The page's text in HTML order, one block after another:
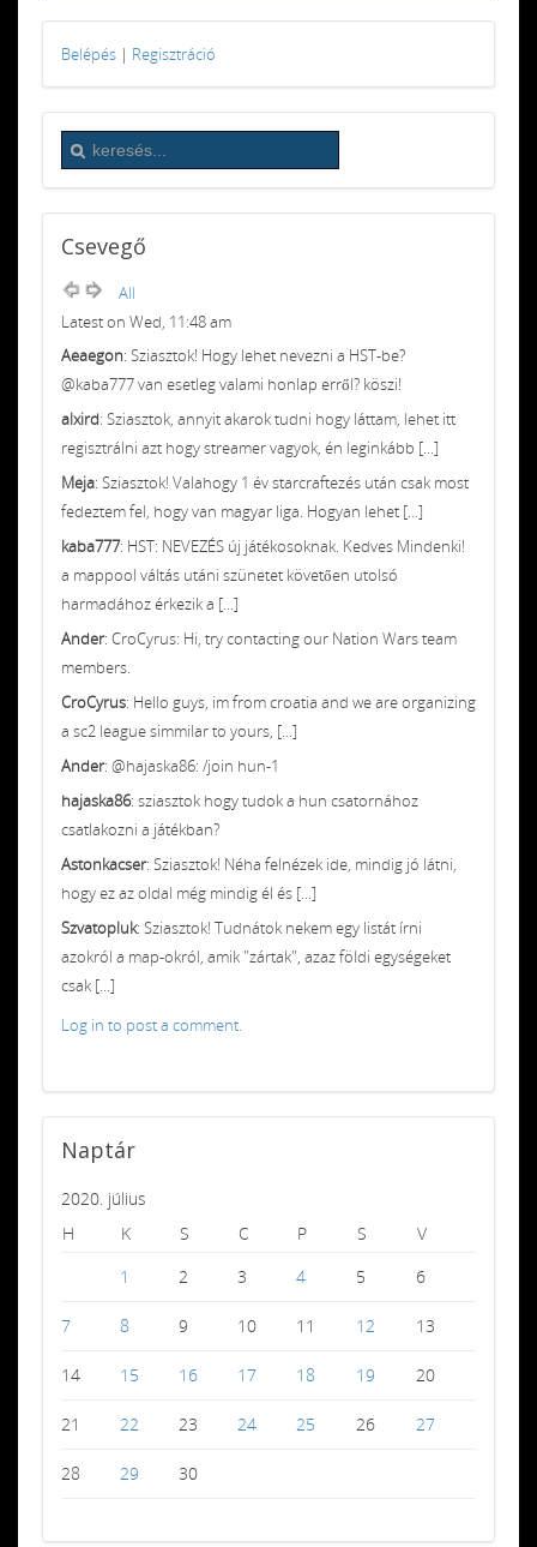
Belépés | Regisztráció
Csevegő
All
Latest on Wed, 11:48 am
Aeaegon: Sziasztok! Hogy lehet nevezni a HST-be?
@kaba777 van esetleg valami honlap erről? köszi!
alxird: Sziasztok, annyit akarok tudni hogy láttam, lehet itt
regisztrálni azt hogy streamer vagyok, én leginkább [...]
Meja: Sziasztok! Valahogy 1 év starcraftezés után csak most
fedeztem fel, hogy van magyar liga. Hogyan lehet [...]
kaba777: HST: NEVEZÉS új játékosoknak. Kedves Mindenki!
a mappool váltás utáni szünetet követően utolsó
harmadához érkezik a [...]
Ander: CroCyrus: Hi, try contacting our Nation Wars team
members.
CroCyrus: Hello guys, im from croatia and we are organizing
a sc2 league simmilar to yours, [...]
Ander: @hajaska86: /join hun-1
hajaska86: sziasztok hogy tudok a hun csatornához
csatlakozni a játékban?
Astonkacser: Sziasztok! Néha felnézek ide, mindig jó látni,
hogy ez az oldal még mindig él és [...]
Szvatopluk: Sziasztok! Tudnátok nekem egy listát írni
azokról a map-okról, amik "zártak", azaz földi egységeket
csak [...]
Log in to post a comment.
Naptár
2020. július
H
K S C P S
V
1
2 3 4 5 6
7 8 9 10 11 12 13
14 15 16 17 18 19 20
21 22 23 24 25 26 27
28 29 30